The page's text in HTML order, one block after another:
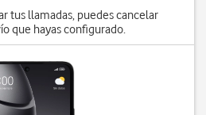
tus llamadas, puedes cancelar
que hayas configurado.